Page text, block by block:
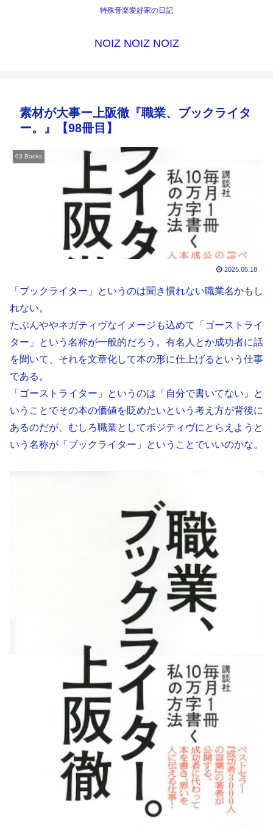
特殊音楽愛好家の日記
NOIZ NOIZ NOIZ
素材が大事ー上阪徹『職業、ブックライタ
ー。』【98冊目】
03 Books
2025.05.18
「ブックライター」というのは聞き慣れない職業名かもし
れない。
たぶんややネガティヴなイメージも込めて「ゴーストライ
ター」という名称が一般的だろう。有名人とか成功者に話
を聞いて、それを文章化して本の形に仕上げるという仕事
である。
「ゴーストライター」というのは「自分で書いてない」と
いうことでその本の価値を貶めたいという考え方が背後に
あるのだが、むしろ職業としてポジティヴにとらえようと
いう名称が「ブックライター」ということでいいのかな。